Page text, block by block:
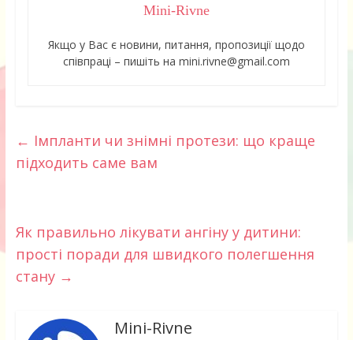
Mini-Rivne
Якщо у Вас є новини, питання, пропозиції щодо
співпраці – пишіть на mini.rivne@gmail.com
← Імпланти чи знімні протези: що краще
підходить саме вам
Як правильно лікувати ангіну у дитини:
прості поради для швидкого полегшення
стану →
Mini-Rivne